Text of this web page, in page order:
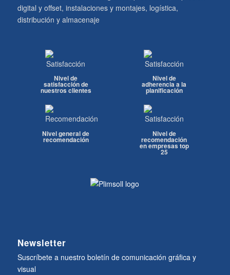
digital y offset, instalaciones y montajes, logística,
distribución y almacenaje
Nivel de
satisfacción de
nuestros clientes
Nivel de
adherencia a la
planificación
Nivel general de
recomendación
Nivel de
recomendación
en empresas top
25
Newsletter
Suscríbete a nuestro boletín de comunicación gráfica y
visual